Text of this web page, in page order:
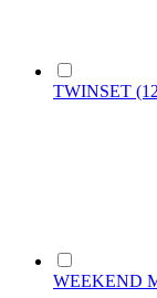
TWINSET
WEEKEND